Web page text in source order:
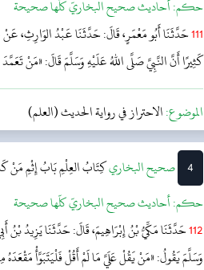
حکم:أحاديث صحيح البخاريّ كلّها صحيحة
111حَدَّثَنَا أَبُو مَعْمَرٍ، قَالَ: حَدَّثَنَا عَبْدُ الوَارِثِ،
كَثِيرًا أَنَّ النَّبِيَّ صَلَّى اللهُ عَلَيْهِ وَسَلَّمَ قَالَ: «مَنْ تَعَمَّدَ
الموضوع:الاحتراز في رواية الحديث (العلم)
4 ‌‌صحيح البخاريكِتَابُ العِلْمِبَابُ إِثْمِ مَنْ
حکم:أحاديث صحيح البخاريّ كلّها صحيحة
112حَدَّثَنَا مَكِّيُّ بْنُ إِبْرَاهِيمَ، قَالَ: حَدَّثَنَا يَزِيدُ
وَسَلَّمَ يَقُولُ: «مَنْ يَقُلْ عَلَيَّ مَا لَمْ أَقُلْ فَلْيَتَبَوَّأْ مَقْعَدَهُ